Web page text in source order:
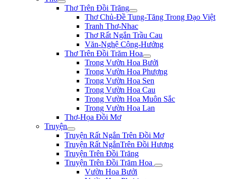
Thơ Trên Đồi Trăng
Thơ Chủ-Đề Tung-Tăng Trong Đạo Việt
Tranh Thơ-Nhac
Thơ Rất Ngắn Trầu Cau
Văn-Nghệ Cộng-Hưởng
Thơ Trên Đồi Trăm Hoa
Trong Vườn Hoa Bưởi
Trong Vườn Hoa Phượng
Trong Vườn Hoa Sen
Trong Vườn Hoa Cau
Trong Vườn Hoa Muôn Sắc
Trong Vườn Hoa Lan
Thơ-Họa Đồi Mơ
Truyện
Truyện Rất Ngắn Trên Đồi Mơ
Truyện Rất NgắnTrên Đồi Hương
Truyện Trên Đồi Trăng
Truyện Trên Đồi Trăm Hoa
Vườn Hoa Bưởi